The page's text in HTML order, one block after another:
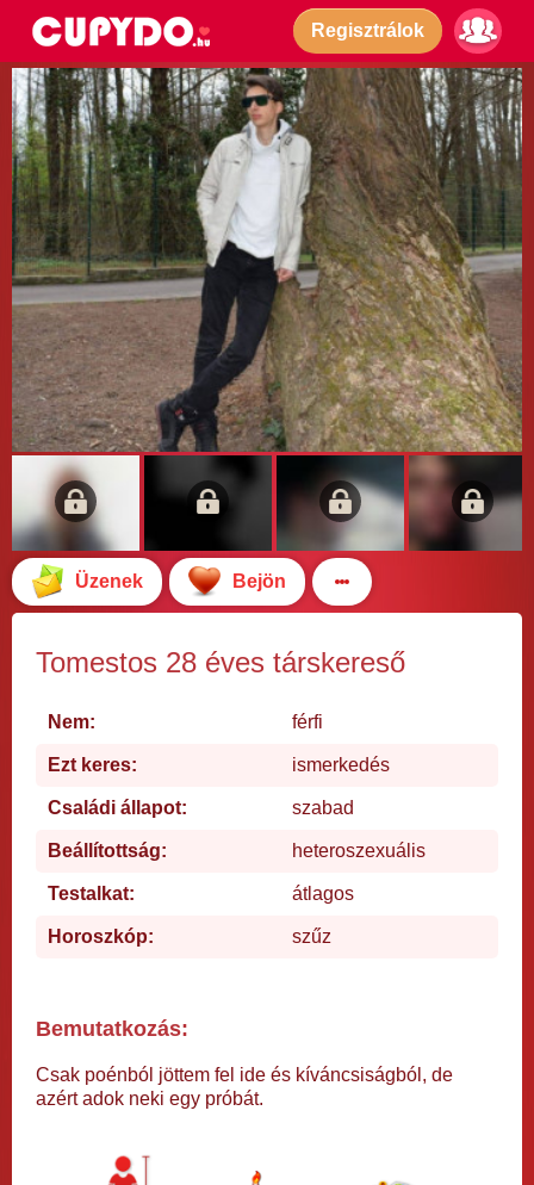
Regisztrálok
Üzenek Bejön
Tomestos 28 éves társkereső
Nem: férfi
Ezt keres: ismerkedés
Családi állapot: szabad
Beállítottság: heteroszexuális
Testalkat: átlagos
Horoszkóp: szűz
Bemutatkozás:
Csak poénból jöttem fel ide és kíváncsiságból, de
azért adok neki egy próbát.